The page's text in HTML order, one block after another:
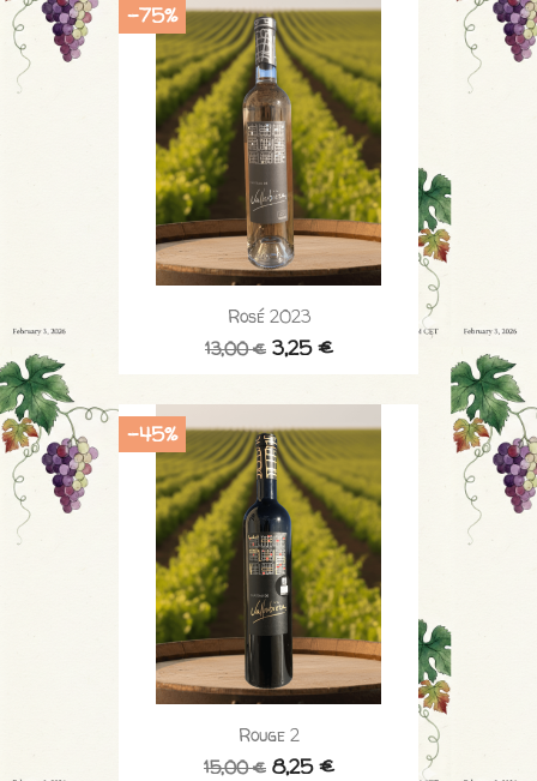
Rosé 2023
13,00 € 3,25 €
-75%
Rouge 2
15,00 € 8,25 €
-45%